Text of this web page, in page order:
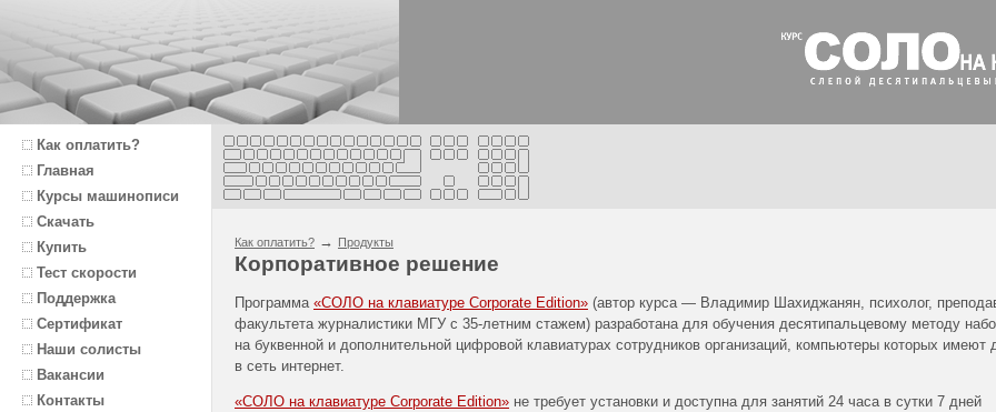
Как оплатить?
Главная
Курсы машинописи
Скачать
Купить
Тест скорости
Поддержка
Сертификат
Наши солисты
Вакансии
Контакты
Как оплатить? → Продукты
Корпоративное решение
Программа «СОЛО на клавиатуре Corporate Edition» (автор курса — Владимир Шахиджанян, психолог,
факультета журналистики МГУ с 35-летним стажем) разработана для обучения десятипальцевому методу
на буквенной и дополнительной цифровой клавиатурах сотрудников организаций, компьютеры которых имеют
в сеть интернет.
«СОЛО на клавиатуре Corporate Edition» не требует установки и доступна для занятий 24 часа в сутки 7 дней